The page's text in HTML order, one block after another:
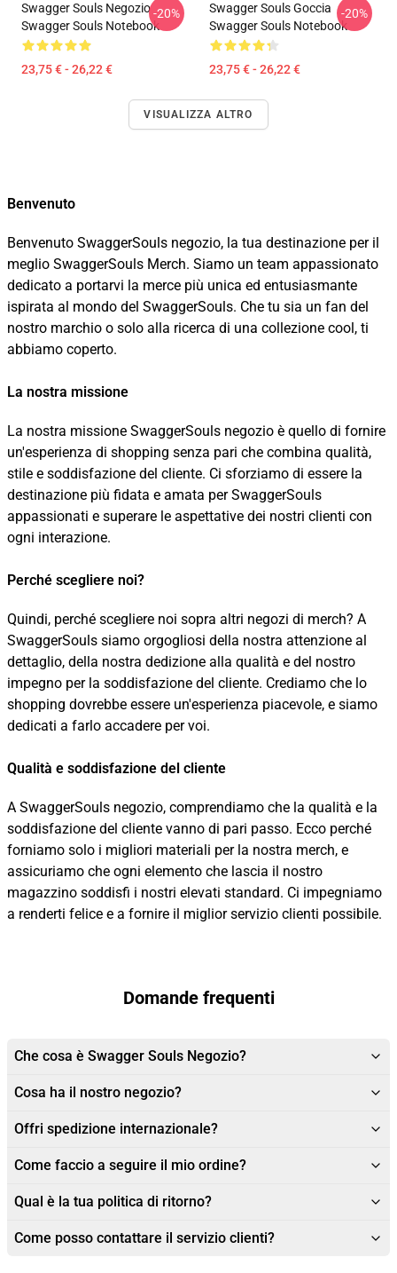
Swagger Souls Negozio
Swagger Souls Notebook
23,75 € - 26,22 €
-20%
Swagger Souls Goccia
Swagger Souls Notebook
23,75 € - 26,22 €
-20%
VISUALIZZA ALTRO
Benvenuto
Benvenuto SwaggerSouls negozio, la tua destinazione per il
meglio SwaggerSouls Merch. Siamo un team appassionato
dedicato a portarvi la merce più unica ed entusiasmante
ispirata al mondo del SwaggerSouls. Che tu sia un fan del
nostro marchio o solo alla ricerca di una collezione cool, ti
abbiamo coperto.
La nostra missione
La nostra missione SwaggerSouls negozio è quello di fornire
un'esperienza di shopping senza pari che combina qualità,
stile e soddisfazione del cliente. Ci sforziamo di essere la
destinazione più fidata e amata per SwaggerSouls
appassionati e superare le aspettative dei nostri clienti con
ogni interazione.
Perché scegliere noi?
Quindi, perché scegliere noi sopra altri negozi di merch? A
SwaggerSouls siamo orgogliosi della nostra attenzione al
dettaglio, della nostra dedizione alla qualità e del nostro
impegno per la soddisfazione del cliente. Crediamo che lo
shopping dovrebbe essere un'esperienza piacevole, e siamo
dedicati a farlo accadere per voi.
Qualità e soddisfazione del cliente
A SwaggerSouls negozio, comprendiamo che la qualità e la
soddisfazione del cliente vanno di pari passo. Ecco perché
forniamo solo i migliori materiali per la nostra merch, e
assicuriamo che ogni elemento che lascia il nostro
magazzino soddisfi i nostri elevati standard. Ci impegniamo
a renderti felice e a fornire il miglior servizio clienti possibile.
Domande frequenti
Che cosa è Swagger Souls Negozio?
Cosa ha il nostro negozio?
Offri spedizione internazionale?
Come faccio a seguire il mio ordine?
Qual è la tua politica di ritorno?
Come posso contattare il servizio clienti?